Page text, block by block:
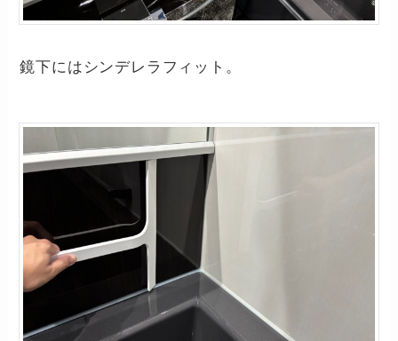
鏡下にはシンデレラフィット。